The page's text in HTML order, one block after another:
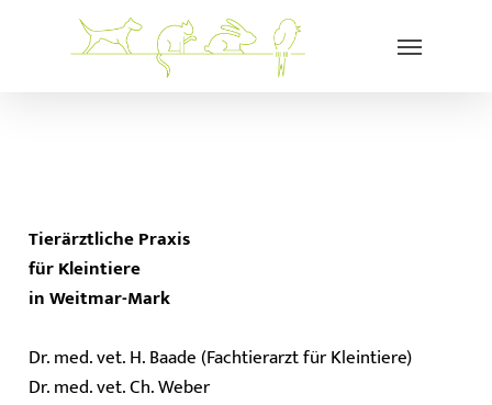
Menu
Tierärztliche Praxis
für Kleintiere
in Weitmar-Mark
Dr. med. vet. H. Baade (Fachtierarzt für Kleintiere)
Dr. med. vet. Ch. Weber